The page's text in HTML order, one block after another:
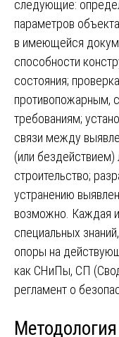
следующие:
параметров
в имеющейся
способности
состояния;
противопожарным,
требованиям;
связи между
(или
строительство;
устранению
возможно. Каждая
специальных
опоры на
как СНиПы, СП
регламент о